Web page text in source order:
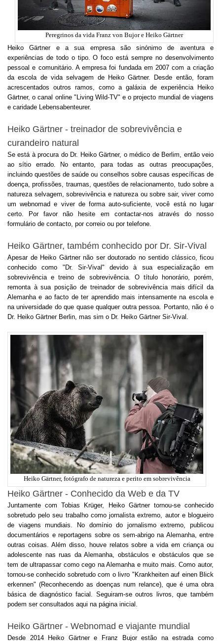
Peregrinos da vida Franz von Bujor e Heiko Gärtner
Heiko Gärtner e a sua empresa são sinónimo de aventura e
experiências de todo o tipo. O foco está sempre no desenvolvimento
pessoal e comunitário. A empresa foi fundada em 2007 com a criação
da escola de vida selvagem de Heiko Gärtner. Desde então, foram
acrescentados outros ramos, como a galáxia de experiência Heiko
Gärtner, o canal online "Living Wild-TV" e o projecto mundial de viagens
e caridade Lebensabenteurer.
Heiko Gärtner - treinador de sobrevivência e
curandeiro natural
Se está à procura do Dr. Heiko Gärtner, o médico de Berlim, então veio
ao sítio errado. No entanto, para todas as outras preocupações,
incluindo questões de saúde ou conselhos sobre causas específicas de
doença, profissões, traumas, questões de relacionamento, tudo sobre a
natureza selvagem, sobrevivência e natureza ou sobre sair, viver como
um webnomad e viver de forma auto-suficiente, você está no lugar
certo. Por favor não hesite em contactar-nos através do nosso
formulário de contacto, por correio ou por telefone.
Heiko Gärtner, também conhecido por Dr. Sir-Vival
Apesar de Heiko Gärtner não ser doutorado no sentido clássico, ficou
conhecido como "Dr. Sir-Vival" devido à sua especialização em
sobrevivência e treino de sobrevivência. O título honorário, porém,
remonta à sua posição de treinador de sobrevivência mais difícil da
Alemanha e ao facto de ter aprendido mais intensamente na escola e
na universidade do que quase qualquer outra pessoa. Portanto, não é o
Dr. Heiko Gärtner Berlin, mas sim o Dr. Heiko Gärtner Sir-Vival.
Heiko Gärtner, fotógrafo de natureza e perito em sobrevivência
Heiko Gärtner - Conhecido da Web e da TV
Juntamente com Tobias Krüger, Heiko Gärtner tornou-se conhecido
sobretudo pelo seu trabalho como jornalista extremo, autor e blogueiro
de viagens mundiais. No domínio do jornalismo extremo, publicou
documentários e reportagens sobre os sem-abrigo na Alemanha, entre
outras coisas. Além disso, houve relatos sobre a vida em criança ou
adolescente nas ruas da Alemanha, obstáculos e obstáculos que se
tem de ultrapassar como cego na Alemanha e muito mais. Como autor,
tornou-se conhecido sobretudo com o livro "Krankheiten auf einen Blick
erkennen" (Reconhecendo as doenças num relance), que é uma obra
básica de diagnóstico facial. Seguiram-se outros livros, que também
podem ser consultados aqui na página inicial.
Heiko Gärtner - Webnomad e viajante mundial
Desde 2014 Heiko Gärtner e Franz Bujor estão na estrada como